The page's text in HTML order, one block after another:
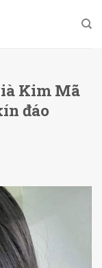
Kim Mã
đáo